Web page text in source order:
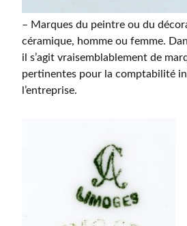
– Marques du peintre ou du
céramique, homme ou femme.
il s’agit vraisemblablement de
pertinentes pour la comptabilité
l’entreprise.